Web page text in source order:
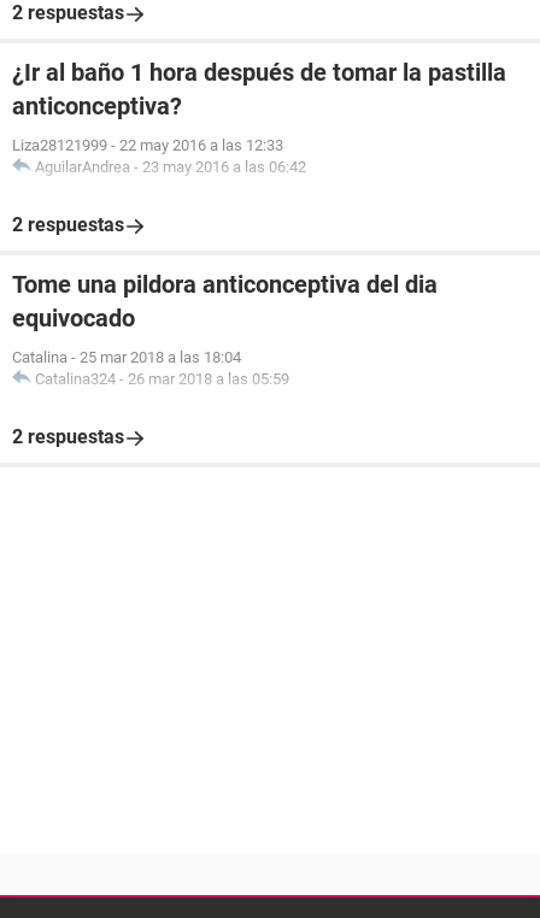
2 respuestas
¿Ir al baño 1 hora después de tomar la pastilla
anticonceptiva?
Liza28121999 - 22 may 2016 a las 12:33
AguilarAndrea - 23 may 2016 a las 06:42
2 respuestas
Tome una pildora anticonceptiva del dia
equivocado
Catalina - 25 mar 2018 a las 18:04
Catalina324 - 26 mar 2018 a las 05:59
2 respuestas